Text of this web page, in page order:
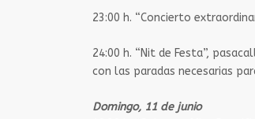
23:00 h.​ “Concierto
24:00 h.​ “Nit de Festa”,
con las paradas necesarias
Domingo, 11 de junio